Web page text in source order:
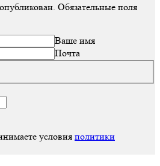
Обязательные поля
Ваше имя
Почта
условия политики